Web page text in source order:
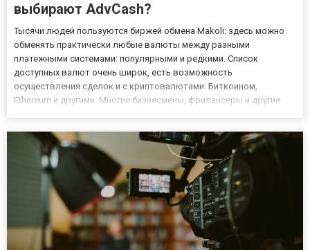
выбирают AdvCash?
Тысячи людей пользуются биржей обмена Makoli: здесь можно
обменять практически любые валюты между разными
платежными системами: популярными и редкими. Список
доступных валют очень широк, есть возможность
осуществления сделок и с криптовалютами: Биткоином,
Ethereum и другими. Многие бизнесмены, фрилансеры и другие
зарабатывает на колебаниях курса,...